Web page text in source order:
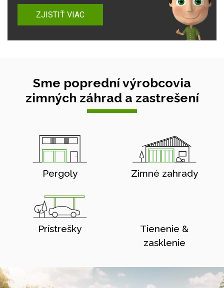
ZJISTIŤ VIAC
Sme poprední výrobcovia
zimných záhrad a zastrešení
Pergoly Zimné zahrady
Prístrešky
Tienenie &
zasklenie